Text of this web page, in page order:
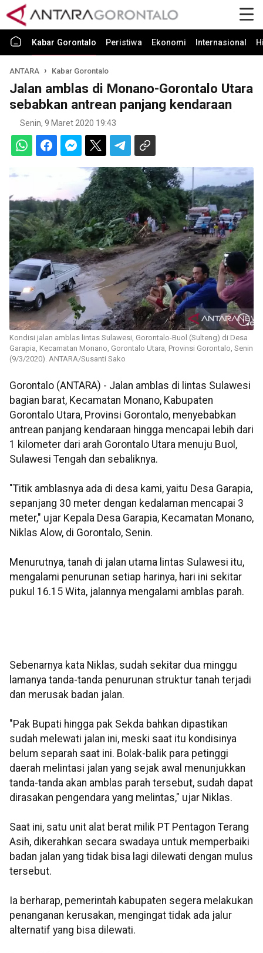
Kabar Gorontalo Peristiwa Ekonomi Internasional
ANTARA Kabar Gorontalo
Jalan amblas di Monano-Gorontalo Utara
sebabkan antrean panjang kendaraan
Senin, 9 Maret 2020 19:43
Kondisi jalan amblas lintas Sulawesi, Gorontalo-Buol (Sulteng) di Desa
Garapia, Kecamatan Monano, Gorontalo Utara, Provinsi Gorontalo, Senin
(9/3/2020). ANTARA/Susanti Sako
Gorontalo (ANTARA) - Jalan amblas di lintas Sulawesi
bagian barat, Kecamatan Monano, Kabupaten
Gorontalo Utara, Provinsi Gorontalo, menyebabkan
antrean panjang kendaraan hingga mencapai lebih dari
1 kilometer dari arah Gorontalo Utara menuju Buol,
Sulawesi Tengah dan sebaliknya.
"Titik amblasnya ada di desa kami, yaitu Desa Garapia,
sepanjang 30 meter dengan kedalaman mencapai 3
meter," ujar Kepala Desa Garapia, Kecamatan Monano,
Niklas Alow, di Gorontalo, Senin.
Menurutnya, tanah di jalan utama lintas Sulawesi itu,
mengalami penurunan setiap harinya, hari ini sekitar
pukul 16.15 Wita, jalannya mengalami amblas parah.
Sebenarnya kata Niklas, sudah sekitar dua minggu
lamanya tanda-tanda penurunan struktur tanah terjadi
dan merusak badan jalan.
"Pak Bupati hingga pak Sekda bahkan dipastikan
sudah melewati jalan ini, meski saat itu kondisinya
belum separah saat ini. Bolak-balik para petinggi
daerah melintasi jalan yang sejak awal menunjukkan
tanda-tanda akan amblas parah tersebut, sudah dapat
dirasakan pengendara yang melintas," ujar Niklas.
Saat ini, satu unit alat berat milik PT Pentagon Terang
Asih, dikerahkan secara swadaya untuk memperbaiki
badan jalan yang tidak bisa lagi dilewati dengan mulus
tersebut.
Ia berharap, pemerintah kabupaten segera melakukan
penanganan kerusakan, mengingat tidak ada jalur
alternatif yang bisa dilewati.